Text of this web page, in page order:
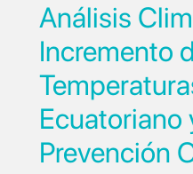
Análisis
Incremento
Ecuatoriano
Prevención